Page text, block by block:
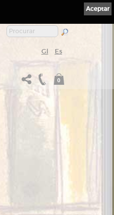
Gl Es
0
Aceptar